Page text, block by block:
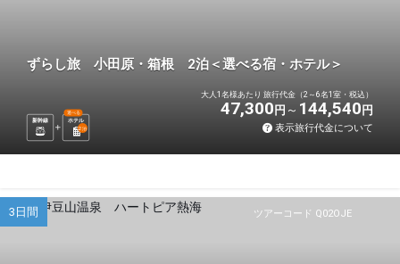
ずらし旅 小田原・箱根 2泊＜選べる宿・ホテル＞
新幹線 ホテル
選べる
2泊
大人1名様あたり 旅行代金（2～6名1室・税込）
47,300 円 144,540 円
表示旅行代金について
ツアーコード Q02OJE
3日間